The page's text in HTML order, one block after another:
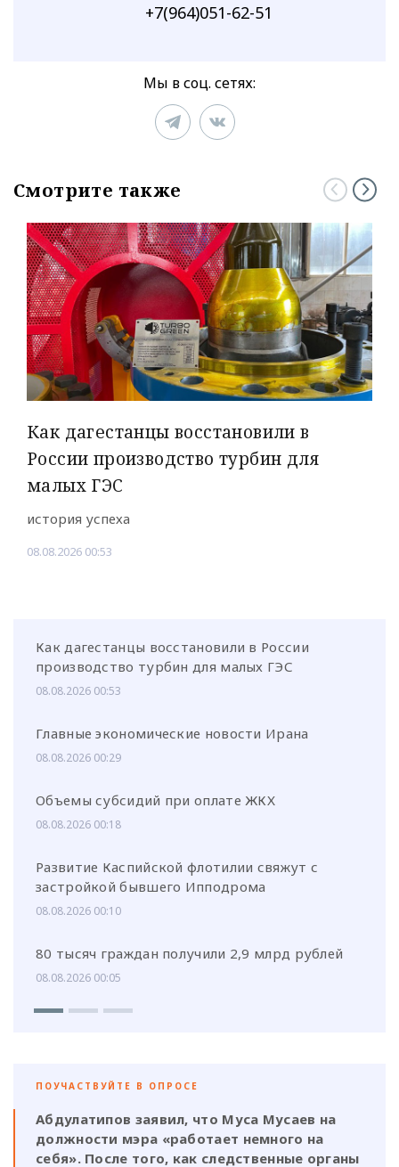
+7(964)051-62-51
Мы в соц. сетях:
Смотрите также
Как дагестанцы восстановили в
России производство турбин для
малых ГЭС
история успеха
08.08.2026 00:53
Как дагестанцы восстановили в России
производство турбин для малых ГЭС
08.08.2026 00:53
Главные экономические новости Ирана
08.08.2026 00:29
Объемы субсидий при оплате ЖКХ
08.08.2026 00:18
Развитие Каспийской флотилии свяжут с
застройкой бывшего Ипподрома
08.08.2026 00:10
80 тысяч граждан получили 2,9 млрд рублей
08.08.2026 00:05
ПОУЧАСТВУЙТЕ В ОПРОСЕ
Абдулатипов заявил, что Муса Мусаев на
должности мэра «работает немного на
себя». После того, как следственные органы